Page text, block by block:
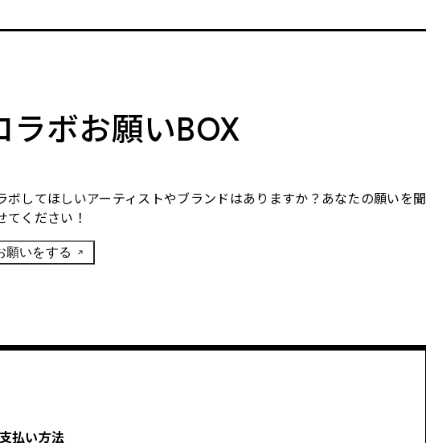
ラボお願いBOX
ボしてほしいアーティストやブランドはありますか？あなたの願いを聞
てください！
願いをする
払い方法